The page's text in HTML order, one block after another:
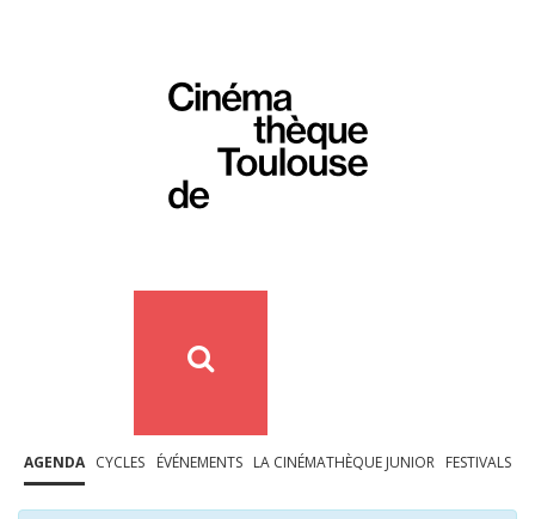
AGENDA CYCLES ÉVÉNEMENTS LA CINÉMATHÈQUE JUNIOR FESTIVALS